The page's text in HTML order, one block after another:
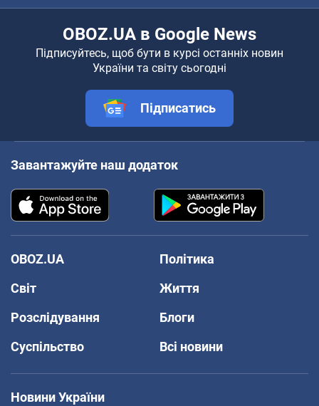
OBOZ.UA в Google News
Підписуйтесь, щоб бути в курсі останніх новин
України та світу сьогодні
Підписатись
Завантажуйте наш додаток
OBOZ.UA
Політика
Світ
Життя
Розслідування
Блоги
Суспільство
Всі новини
Новини України